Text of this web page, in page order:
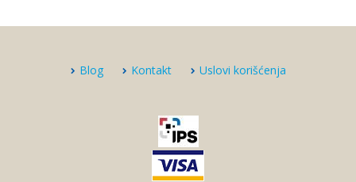
Blog Kontakt Uslovi korišćenja